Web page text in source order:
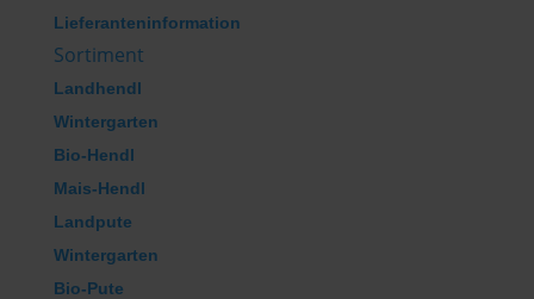
Lieferanteninformation
Sortiment
Landhendl
Wintergarten
Bio-Hendl
Mais-Hendl
Landpute
Wintergarten
Bio-Pute